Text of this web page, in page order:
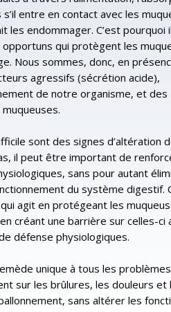
entre en contact avec les
les endommager. C’est pourquoi
qui protègent les
Nous sommes, donc, en
agressifs (sécrétion acide),
de notre organisme, et des
sont des signes d’altération
il peut être important de
sans pour autant
du système digestif.
qui agit en protégeant les
créant une barrière sur celles-ci
défense physiologiques.
unique à tous les
sur les brûlures, les douleurs et
sans altérer les